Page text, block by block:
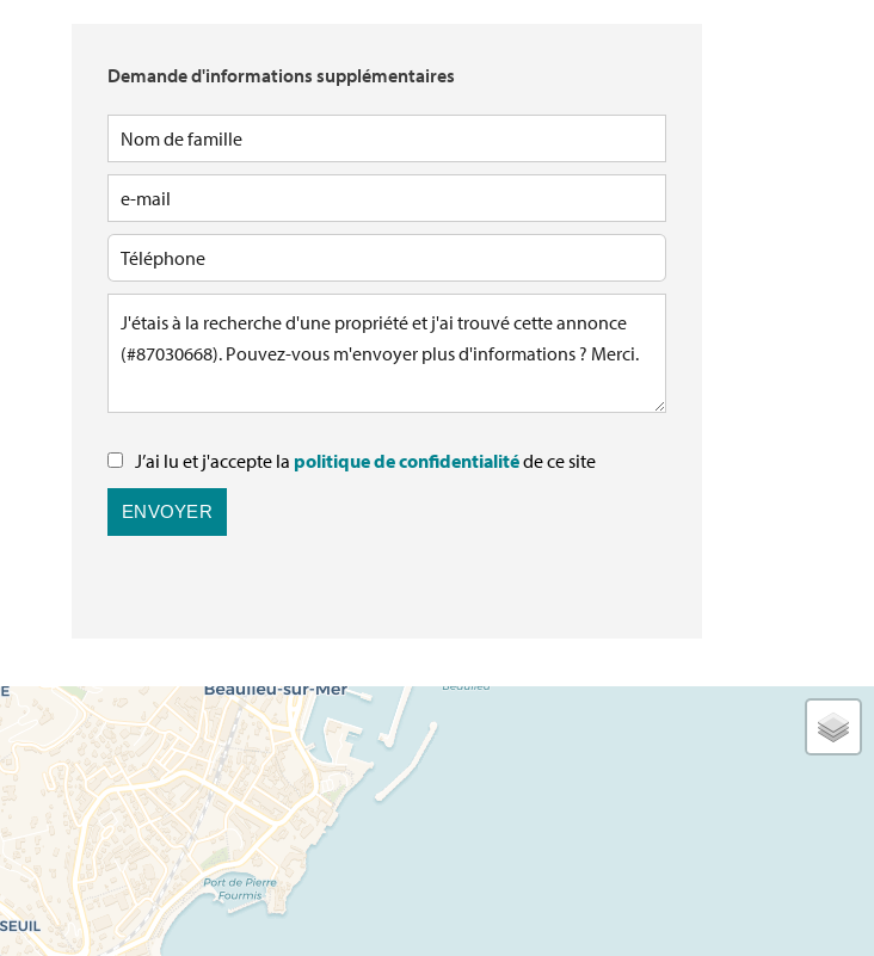
Demande d'informations supplémentaires
J’ai lu et j'accepte la politique de confidentialitéde ce site
ENVOYER